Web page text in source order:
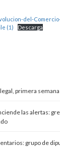
del-
(1)
Descarga
primera
las alertas:
grupo de